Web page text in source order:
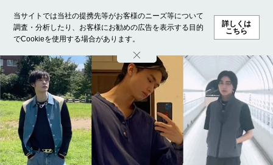
当サイトでは当社の提携先等がお客様のニーズ等について
調査・分析したり、お客様にお勧めの広告を表示する目的
でCookieを使用する場合があります。
詳しくは
こちら
ホーム モデル募集 ランキング ファッション ビューテ